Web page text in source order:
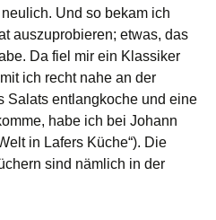
Und so bekam ich
auszuprobieren; etwas, das
Da fiel mir ein Klassiker
ich recht nahe an der
Salats entlangkoche und eine
habe ich bei Johann
in Lafers Küche“). Die
sind nämlich in der